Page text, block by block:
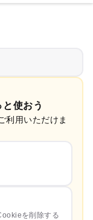
使おう
利用いただけま
を削除する